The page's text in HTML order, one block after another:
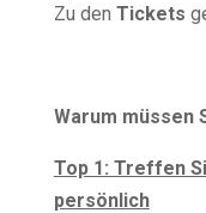
Zu den Tickets
Warum müssen
Top 1: Treffen
persönlich